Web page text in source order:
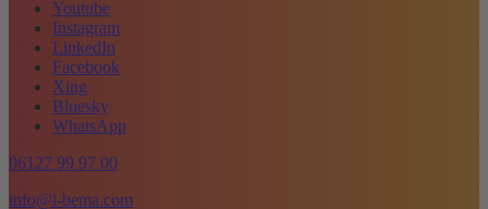
Youtube
Instagram
LinkedIn
Facebook
Xing
Bluesky
WhatsApp
06127 99 97 00
info@i-bema.com